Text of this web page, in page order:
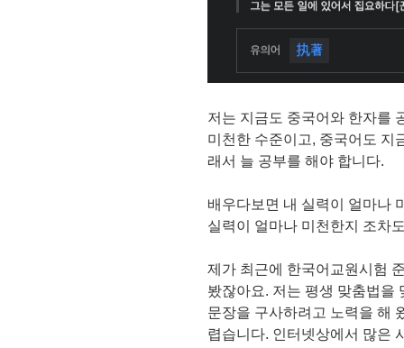
저는 지금도 중국어와 한자를
미천한 수준이고, 중국어도 지
래서 늘 공부를 해야 합니다.
배우다보면 내 실력이 얼마나
실력이 얼마나 미천한지 조차
제가 최근에 한국어교원시험
봤잖아요. 저는 평생 맞춤법을
문장을 구사하려고 노력을 해
렵습니다. 인터넷상에서 많은